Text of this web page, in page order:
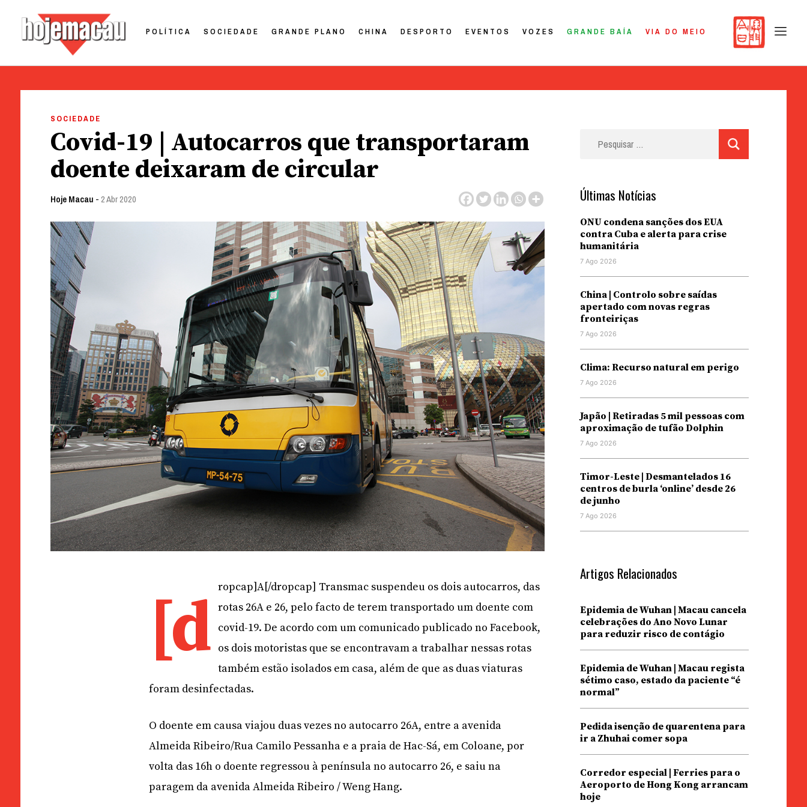
POLÍTICA SOCIEDADE GRANDE PLANO CHINA DESPORTO EVENTOS VOZES GRANDE BAÍA VIA DO MEIO
SOCIEDADE
Covid-19 | Autocarros que transportaram
doente deixaram de circular
Hoje Macau - 2 Abr 2020
[d ropcap]A[/dropcap] Transmac suspendeu os dois autocarros, das
rotas 26A e 26, pelo facto de terem transportado um doente com
covid-19. De acordo com um comunicado publicado no Facebook,
os dois motoristas que se encontravam a trabalhar nessas rotas
também estão isolados em casa, além de que as duas viaturas
foram desinfectadas.
O doente em causa viajou duas vezes no autocarro 26A, entre a avenida
Almeida Ribeiro/Rua Camilo Pessanha e a praia de Hac-Sá, em Coloane, por
volta das 16h o doente regressou à península no autocarro 26, e saiu na
paragem da avenida Almeida Ribeiro / Weng Hang.
Últimas Notícias
ONU condena sanções dos EUA
contra Cuba e alerta para crise
humanitária
7 Ago 2026
China | Controlo sobre saídas
apertado com novas regras
fronteiriças
7 Ago 2026
Clima: Recurso natural em perigo
7 Ago 2026
Japão | Retiradas 5 mil pessoas com
aproximação de tufão Dolphin
7 Ago 2026
Timor-Leste | Desmantelados 16
centros de burla ‘online’ desde 26
de junho
7 Ago 2026
Artigos Relacionados
Epidemia de Wuhan | Macau cancela
celebrações do Ano Novo Lunar
para reduzir risco de contágio
Epidemia de Wuhan | Macau regista
sétimo caso, estado da paciente “é
normal”
Pedida isenção de quarentena para
ir a Zhuhai comer sopa
Corredor especial | Ferries para o
Aeroporto de Hong Kong arrancam
hoje